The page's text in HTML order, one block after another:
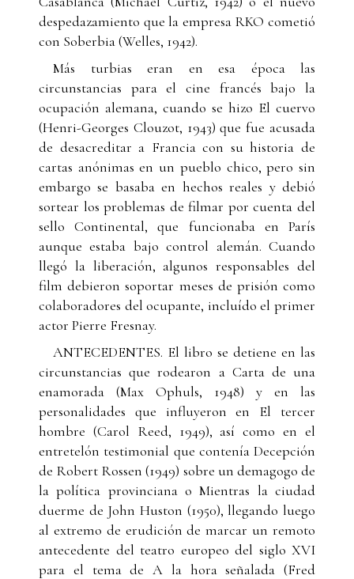
despedazamiento que la empresa RKO cometió
con Soberbia (Welles, 1942).
Más turbias eran en esa época las
circunstancias para el cine francés bajo la
ocupación alemana, cuando se hizo El cuervo
(Henri-Georges Clouzot, 1943) que fue acusada
de desacreditar a Francia con su historia de
cartas anónimas en un pueblo chico, pero sin
embargo se basaba en hechos reales y debió
sortear los problemas de filmar por cuenta del
sello Continental, que funcionaba en París
aunque estaba bajo control alemán. Cuando
llegó la liberación, algunos responsables del
film debieron soportar meses de prisión como
colaboradores del ocupante, incluído el primer
actor Pierre Fresnay.
ANTECEDENTES. El libro se detiene en las
circunstancias que rodearon a Carta de una
enamorada (Max Ophuls, 1948) y en las
personalidades que influyeron en El tercer
hombre (Carol Reed, 1949), así como en el
entretelón testimonial que contenía Decepción
de Robert Rossen (1949) sobre un demagogo de
la política provinciana o Mientras la ciudad
duerme de John Huston (1950), llegando luego
al extremo de erudición de marcar un remoto
antecedente del teatro europeo del siglo XVI
para el tema de A la hora señalada (Fred